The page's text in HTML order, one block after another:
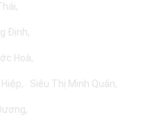
Định
Hoà
Siêu Thị Minh Quân